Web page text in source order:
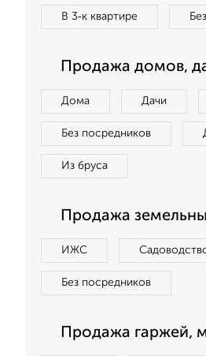
В 3‑к квартире
Продажа домов,
Дома Дачи
Без посредников
Из бруса
Продажа
ИЖС
Без посредников
Продажа гаржей,